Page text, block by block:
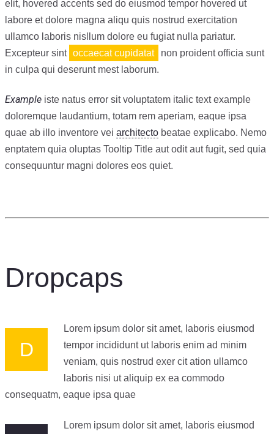
elit, hovered accents sed do eiusmod tempor hovered ut
labore et dolore magna aliqu quis nostrud exercitation
ullamco laboris nisllum dolore eu fugiat nulla pariatur.
Excepteur sint occaecat cupidatat
non proident officia sunt
in culpa qui deserunt mest laborum.
Example iste natus error sit voluptatem italic text example
doloremque laudantium, totam rem aperiam, eaque ipsa
quae ab illo inventore vei architecto beatae explicabo. Nemo
enptatem quia oluptas Tooltip Title aut odit aut fugit, sed quia
consequuntur magni dolores eos quiet.
Dropcaps
D
Lorem ipsum dolor sit amet, laboris eiusmod
tempor incididunt ut laboris enim ad minim
veniam, quis nostrud exer cit ation ullamco
laboris nisi ut aliquip ex ea commodo
consequatm, eaque ipsa quae
Lorem ipsum dolor sit amet, laboris eiusmod